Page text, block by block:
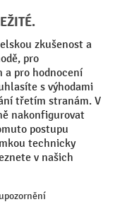
delivery charges,